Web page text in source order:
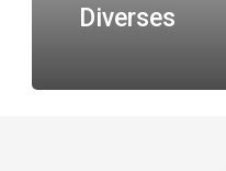
Diverses